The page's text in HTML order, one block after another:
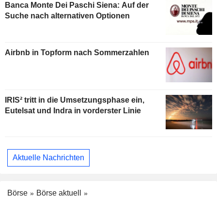
Banca Monte Dei Paschi Siena: Auf der
Suche nach alternativen Optionen
Airbnb in Topform nach Sommerzahlen
IRIS² tritt in die Umsetzungsphase ein,
Eutelsat und Indra in vorderster Linie
Aktuelle Nachrichten
Börse
Börse aktuell